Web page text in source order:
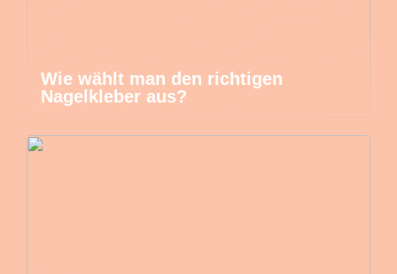
Wie wählt man den richtigen
Nagelkleber aus?